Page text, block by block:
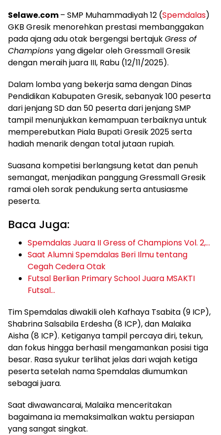
Selawe.com– SMP Muhammadiyah 12 (Spemdalas)
GKB Gresik menorehkan prestasi membanggakan
pada ajang adu otak bergengsi bertajukGress of
Champions yang digelar oleh Gressmall Gresik
dengan meraih juara III, Rabu (12/11/2025).
Dalam lomba yang bekerja sama dengan Dinas
Pendidikan Kabupaten Gresik, sebanyak 100 peserta
dari jenjang SD dan 50 peserta dari jenjang SMP
tampil menunjukkan kemampuan terbaiknya untuk
memperebutkan Piala Bupati Gresik 2025 serta
hadiah menarik dengan total jutaan rupiah.
Suasana kompetisi berlangsung ketat dan penuh
semangat, menjadikan panggung Gressmall Gresik
ramai oleh sorak pendukung serta antusiasme
peserta.
Baca Juga:
Spemdalas Juara II Gress of Champions Vol. 2,…
Saat Alumni Spemdalas Beri Ilmu tentang
Cegah Cedera Otak
Futsal Berlian Primary School Juara MSAKTI
Futsal…
Tim Spemdalas diwakili oleh Kafhaya Tsabita (9 ICP),
Shabrina Salsabila Erdesha (8 ICP), dan Malaika
Aisha (8 ICP). Ketiganya tampil percaya diri, tekun,
dan fokus hingga berhasil mengamankan posisi tiga
besar. Rasa syukur terlihat jelas dari wajah ketiga
peserta setelah nama Spemdalas diumumkan
sebagai juara.
Saat diwawancarai, Malaika menceritakan
bagaimana ia memaksimalkan waktu persiapan
yang sangat singkat.